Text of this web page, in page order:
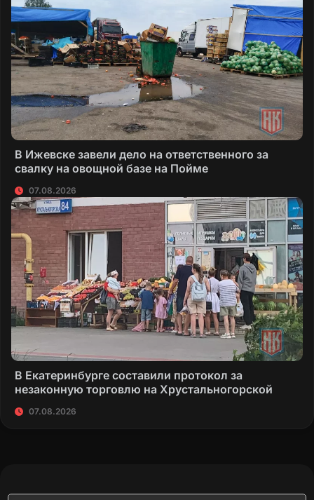
В Ижевске завели дело на ответственного за
свалку на овощной базе на Пойме
07.08.2026
В Екатеринбурге составили протокол за
незаконную торговлю на Хрустальногорской
07.08.2026